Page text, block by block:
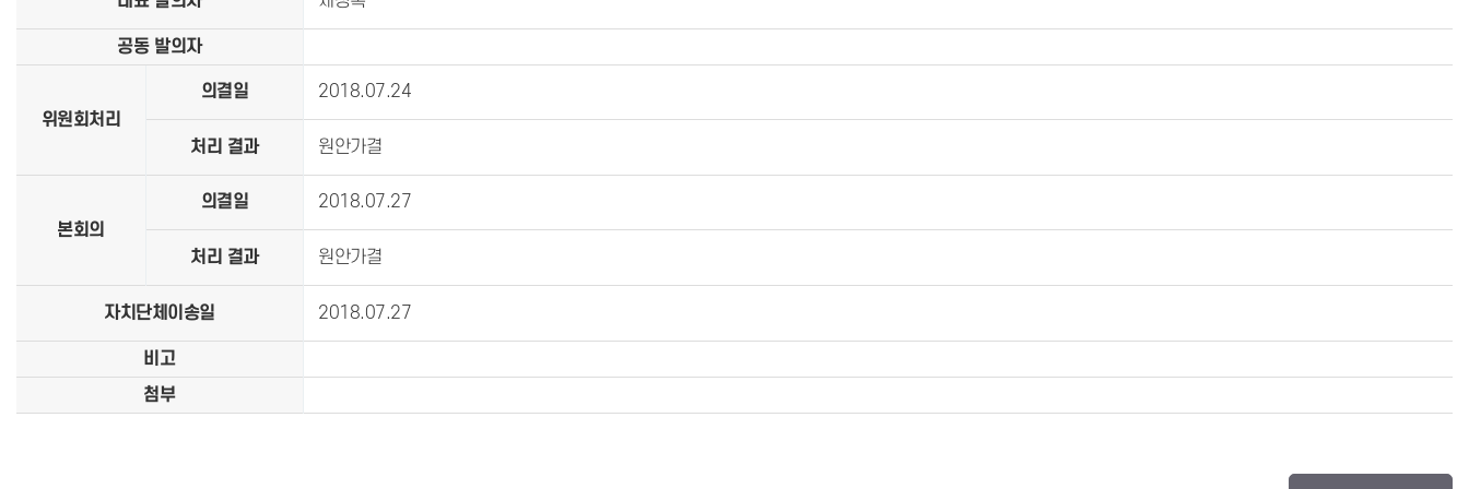
공동 발의자
위원회처리
의결일 2018.07.24
처리 결과 원안가결
본회의
의결일 2018.07.27
처리 결과 원안가결
자치단체이송일 2018.07.27
비고
첨부